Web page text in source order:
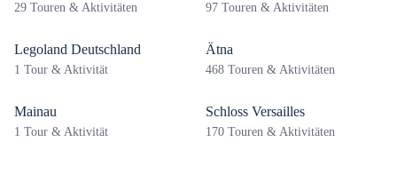
29 Touren & Aktivitäten 97 Touren & Aktivitäten
Legoland Deutschland
1 Tour & Aktivität
Ätna
468 Touren & Aktivitäten
Mainau
1 Tour & Aktivität
Schloss Versailles
170 Touren & Aktivitäten